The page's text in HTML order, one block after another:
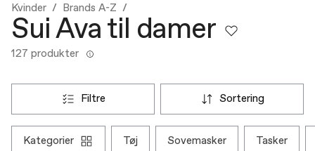
Kvinder Brands A-Z
Sui Ava til damer
127 produkter
filtre sortering
kategorier tøj sovemasker tasker